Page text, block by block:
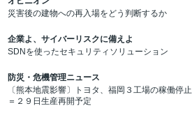
災害後の建物への再入場をどう判断するか
企業よ、サイバーリスクに備えよ
SDNを使ったセキュリティソリューション
防災・危機管理ニュース
〔熊本地震影響〕トヨタ、福岡３工場の稼働停止
＝２９日生産再開予定